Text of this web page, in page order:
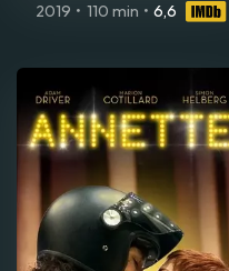
2019 • 110 min • 6,6